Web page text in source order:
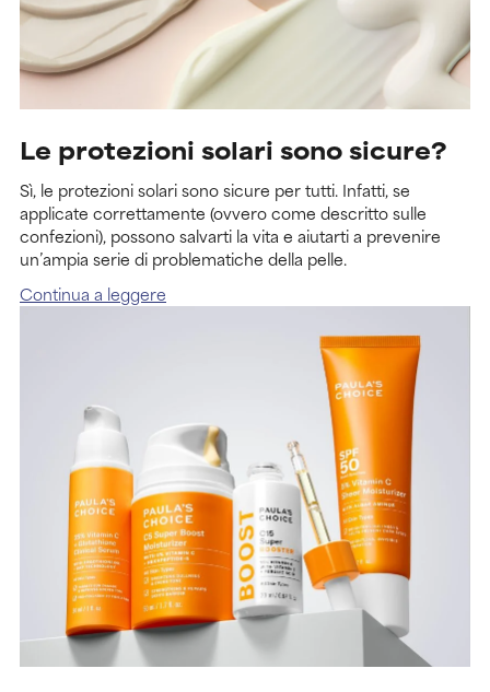
Le protezioni solari sono sicure?
Sì, le protezioni solari sono sicure per tutti. Infatti, se
applicate correttamente (ovvero come descritto sulle
confezioni), possono salvarti la vita e aiutarti a prevenire
un’ampia serie di problematiche della pelle.
Continua a leggere